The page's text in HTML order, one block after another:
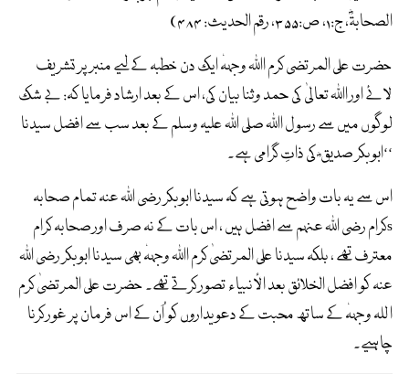
الصحابۃؓ، ج:۱، ص:۳۵۵، رقم الحدیث: ۴۸۴)
حضرت علی المرتضی کرم اﷲ وجہہٗ ایک دن خطبہ کے لیے منبر پر تشریف
لائے اور اﷲ تعالیٰ کی حمد وثنا بیان کی، اس کے بعد ارشاد فرمایا کہ: بے شک
لوگوں میں سے رسول اﷲ صلی اللہ علیہ وسلم کے بعد سب سے افضل سیدنا
ابوبکر صدیق ؓ کی ذاتِ گرامی ہے۔‘‘
اس سے یہ بات واضح ہوتی ہے کہ سیدنا ابوبکر رضی اللہ عنہ تمام صحابہ
کرام رضی اللہ عنہم سے افضل ہیں ، اس بات کے نہ صرف اور صحابہ کرامs
معترف تھے ، بلکہ سیدنا علی المرتضیٰ کرم اﷲ وجہہٗ بھی سیدنا ابوبکر رضی اللہ
عنہ کو افضل الخلائق بعد الأنبیاء تصور کرتے تھے۔ حضرت علی المرتضیٰ کرم
ا للہ وجہہٗ کے ساتھ محبت کے دعویداروں کو اُن کے اس فرمان پر غور کرنا
چاہیے۔